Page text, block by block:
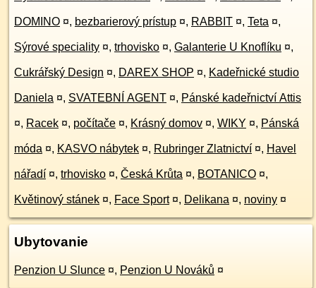
DOMINO ¤, bezbarierový prístup ¤, RABBIT ¤, Teta ¤,
Sýrové speciality ¤, trhovisko ¤, Galanterie U Knoflíku ¤,
Cukrářský Design ¤, DAREX SHOP ¤, Kadeřnické studio
Daniela ¤, SVATEBNÍ AGENT ¤, Pánské kadeřnictví Attis
¤, Racek ¤, počítače ¤, Krásný domov ¤, WIKY ¤, Pánská
móda ¤, KASVO nábytek ¤, Rubringer Zlatnictví ¤, Havel
nářadí ¤, trhovisko ¤, Česká Krůta ¤, BOTANICO ¤,
Květinový stánek ¤, Face Sport ¤, Delikana ¤, noviny ¤
Ubytovanie
Penzion U Slunce ¤, Penzion U Nováků ¤